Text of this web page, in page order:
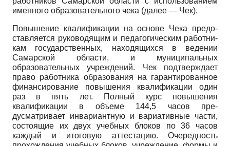
имен­ного образовательного чека (далее — Чек).
Повышение квалификации на основе Чека предо­
ставляется руководящим и педагогическим работни­
кам государственных, находящихся в ведении
Самар­ской области, и муниципальных
образовательных уч­реждений. Чек подтверждает
право работника образо­вания на гарантированное
финансирование повыше­ния квалификации один
раз в пять лет. Полный курс повышения
квалификации в объеме 144,5 часов пре­
дусматривает инвариантную и вариативные части,
со­стоящие их двух учебных блоков по 36 часов
каждый и итоговую аттестацию. Очередность